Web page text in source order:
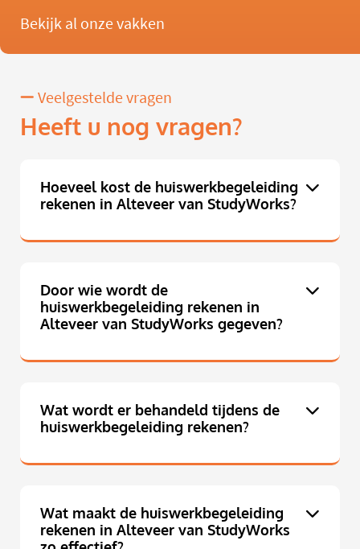
Bekijk al onze vakken
Veelgestelde vragen
Heeft u nog vragen?
Hoeveel kost de huiswerkbegeleiding
rekenen in Alteveer van StudyWorks?
Door wie wordt de
huiswerkbegeleiding rekenen in
Alteveer van StudyWorks gegeven?
Wat wordt er behandeld tijdens de
huiswerkbegeleiding rekenen?
Wat maakt de huiswerkbegeleiding
rekenen in Alteveer van StudyWorks